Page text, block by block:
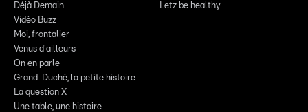
Déjà Demain
Vidéo Buzz
Moi, frontalier
Venus d'ailleurs
On en parle
Grand-Duché, la petite histoire
La question X
Une table, une histoire
Letz be healthy